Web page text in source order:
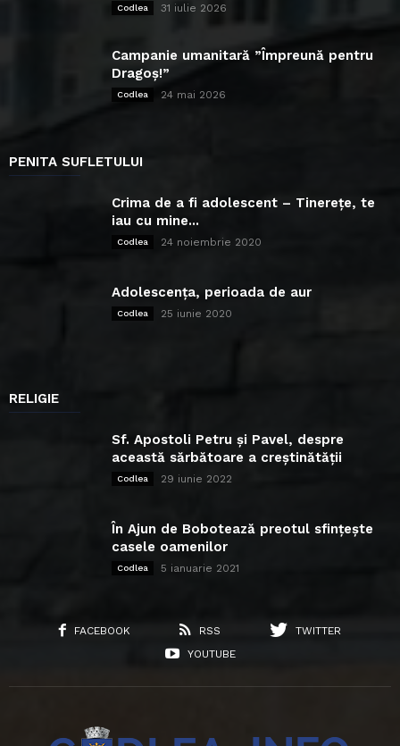
Codlea 31 iulie 2026
Campanie umanitară ”Împreună pentru
Dragoș!”
Codlea 24 mai 2026
PENITA SUFLETULUI
Crima de a fi adolescent – Tinerețe, te
iau cu mine...
Codlea 24 noiembrie 2020
Adolescența, perioada de aur
Codlea 25 iunie 2020
RELIGIE
Sf. Apostoli Petru și Pavel, despre
această sărbătoare a creștinătății
Codlea 29 iunie 2022
În Ajun de Bobotează preotul sfințește
casele oamenilor
Codlea 5 ianuarie 2021
FACEBOOK RSS
TWITTER
YOUTUBE